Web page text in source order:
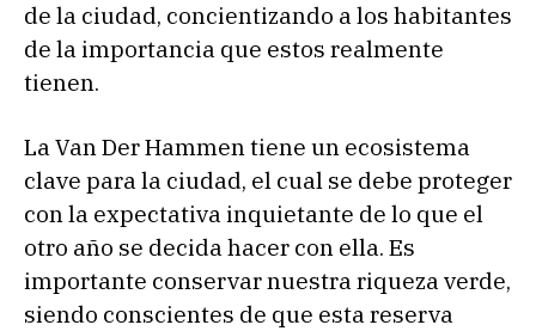
de la ciudad, concientizando a los habitantes
de la importancia que estos realmente
tienen.
La Van Der Hammen tiene un ecosistema
clave para la ciudad, el cual se debe proteger
con la expectativa inquietante de lo que el
otro año se decida hacer con ella. Es
importante conservar nuestra riqueza verde,
siendo conscientes de que esta reserva